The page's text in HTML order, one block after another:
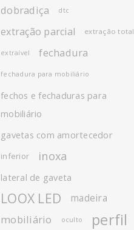
dobradiça dtc
extração parcial extração total
extraível fechadura
fechadura para mobiliário
fechos e fechaduras para
mobiliário
gavetas com amortecedor
inferior inoxa
lateral de gaveta
LOOX LED madeira
mobiliário oculto perfil